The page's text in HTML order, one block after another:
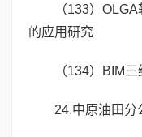
（133）
的应用研究
（134）BIM
24.中原油田分